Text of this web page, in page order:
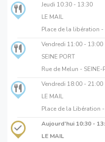
Jeudi 10:30 - 13:30
LE MAIL
Place de la libération -
Vendredi 11:00 - 13:00
SEINE PORT
Rue de Melun - SEINE-
Vendredi 18:00 - 21:00
LE MAIL
Place de la Libération -
Aujourd'hui 10:30 -
LE MAIL